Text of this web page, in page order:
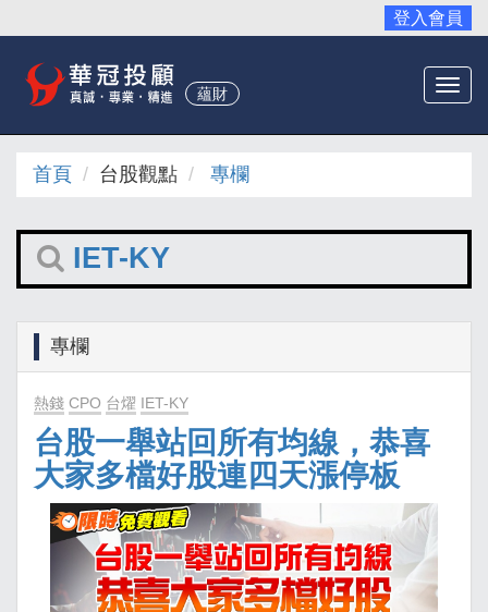
登入會員
蘊財
首頁 台股觀點 專欄
IET-KY
專欄
熱錢 CPO 台燿 IET-KY
台股一舉站回所有均線，恭喜
大家多檔好股連四天漲停板